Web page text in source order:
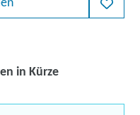
in Kürze